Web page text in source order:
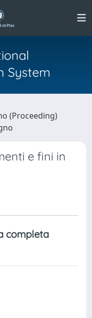
System
(Proceeding)
e fini in
completa